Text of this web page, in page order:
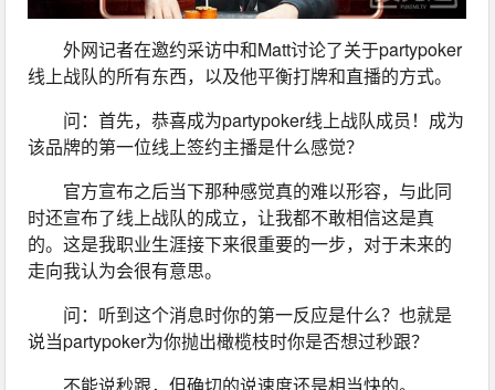
外网记者在邀约采访中和Matt讨论了关于partypoker
线上战队的所有东西，以及他平衡打牌和直播的方式。
问：首先，恭喜成为partypoker线上战队成员！成为
该品牌的第一位线上签约主播是什么感觉？
官方宣布之后当下那种感觉真的难以形容，与此同
时还宣布了线上战队的成立，让我都不敢相信这是真
的。这是我职业生涯接下来很重要的一步，对于未来的
走向我认为会很有意思。
问：听到这个消息时你的第一反应是什么？也就是
说当partypoker为你抛出橄榄枝时你是否想过秒跟？
不能说秒跟，但确切的说速度还是相当快的。